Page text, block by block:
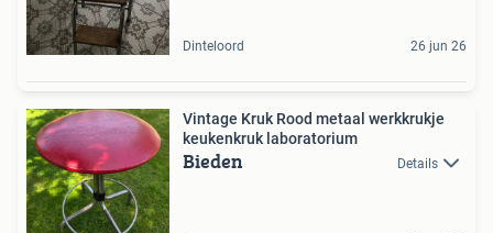
Dinteloord 26 jun 26
Vintage Kruk Rood metaal werkkrukje
keukenkruk laboratorium
Bieden Details